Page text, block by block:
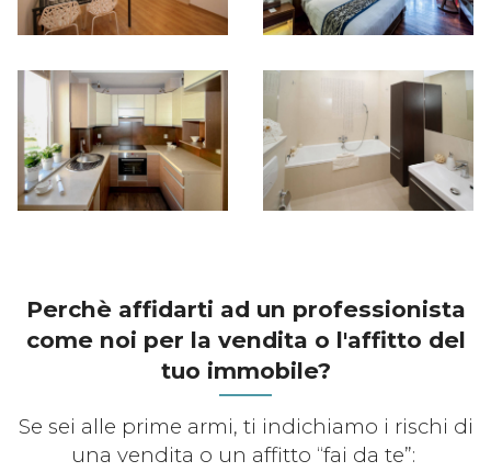
Perchè affidarti ad un professionista
come noi per la vendita o l'affitto del
tuo immobile?
Se sei alle prime armi, ti indichiamo i rischi di
una vendita o un affitto “fai da te”: